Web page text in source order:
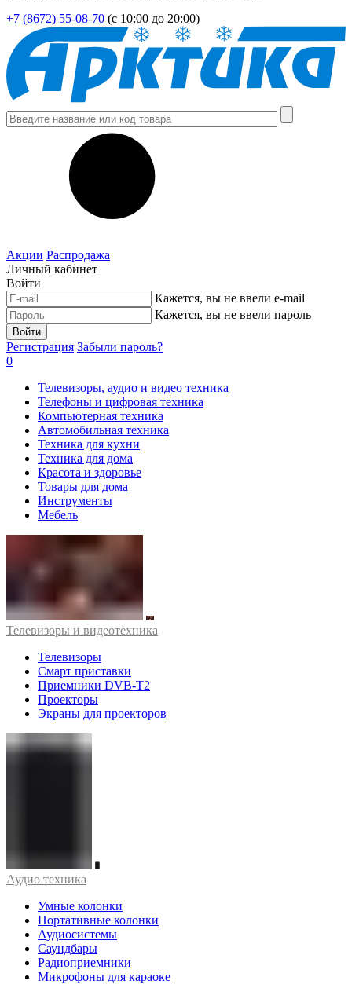
+7 (8672) 55-08-70 (с 10:00 до 20:00)
Акции Распродажа
Личный кабинет
Войти
Кажется, вы не ввели e-mail
Кажется, вы не ввели пароль
Войти
Регистрация Забыли пароль?
0
Телевизоры, аудио и видео техника
Телефоны и цифровая техника
Компьютерная техника
Автомобильная техника
Техника для кухни
Техника для дома
Красота и здоровье
Товары для дома
Инструменты
Мебель
Телевизоры и видеотехника
Телевизоры
Смарт приставки
Приемники DVB-T2
Проекторы
Экраны для проекторов
Аудио техника
Умные колонки
Портативные колонки
Аудиосистемы
Саундбары
Радиоприемники
Микрофоны для караоке